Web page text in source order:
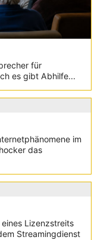
für
es gibt Abhilfe...
im
das
Lizenzstreits
Streamingdienst